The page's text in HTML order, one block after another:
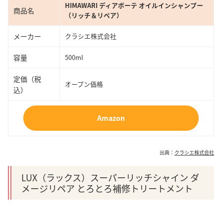
商品名
HIMAWARI ディアボーテ オイルインシャンプー
（リッチ＆リペア）
メーカー クラシエ株式会社
容量 500ml
定価（税
込）
オープン価格
Amazon
出典： クラシエ株式会社
LUX（ラックス）スーパーリッチシャイン ダ
メージリペア とろとろ補修トリートメント